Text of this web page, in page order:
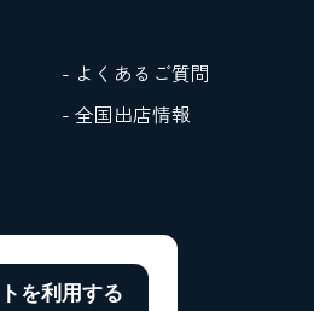
- よくあるご質問
- 全国出店情報
を利用する